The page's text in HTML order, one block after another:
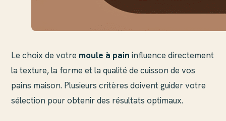
Le choix de votre moule à pain influence directement
la texture, la forme et la qualité de cuisson de vos
pains maison. Plusieurs critères doivent guider votre
sélection pour obtenir des résultats optimaux.